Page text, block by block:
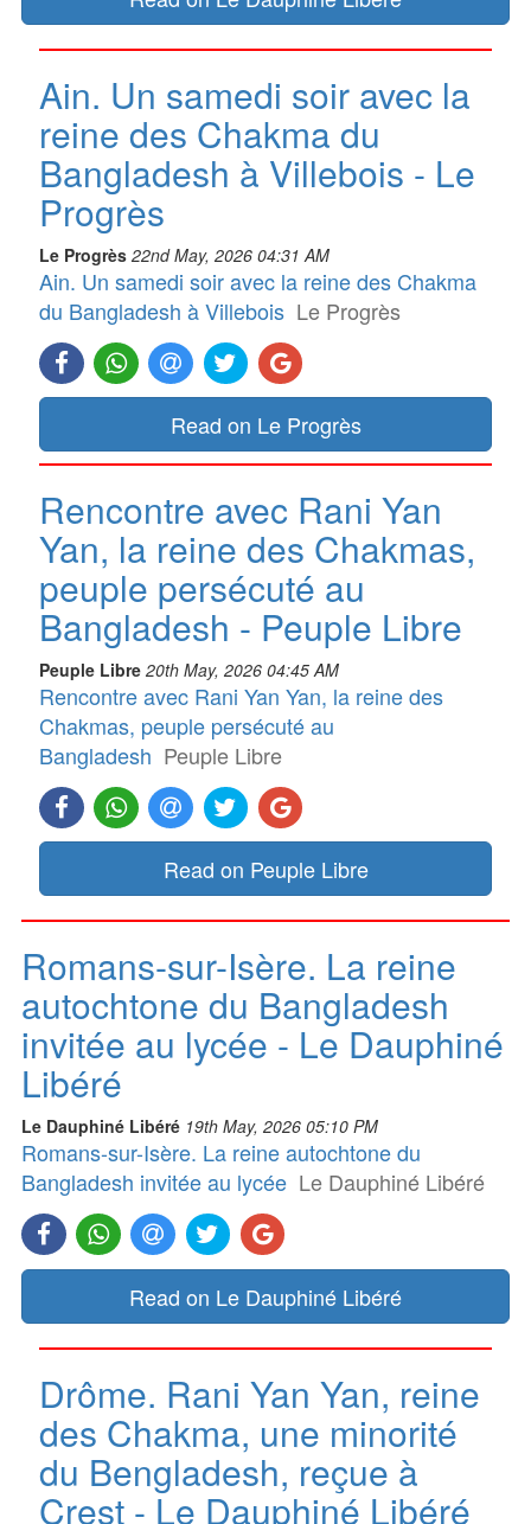
Ain. Un samedi soir avec la
reine des Chakma du
Bangladesh à Villebois - Le
Progrès
Le Progrès 22nd May, 2026 04:31 AM
Ain. Un samedi soir avec la reine des Chakma
du Bangladesh à Villebois Le Progrès
Read on Le Progrès
Rencontre avec Rani Yan
Yan, la reine des Chakmas,
peuple persécuté au
Bangladesh - Peuple Libre
Peuple Libre 20th May, 2026 04:45 AM
Rencontre avec Rani Yan Yan, la reine des
Chakmas, peuple persécuté au
Bangladesh Peuple Libre
Read on Peuple Libre
Romans-sur-Isère. La reine
autochtone du Bangladesh
invitée au lycée - Le Dauphiné
Libéré
Le Dauphiné Libéré 19th May, 2026 05:10 PM
Romans-sur-Isère. La reine autochtone du
Bangladesh invitée au lycée Le Dauphiné Libéré
Read on Le Dauphiné Libéré
Drôme. Rani Yan Yan, reine
des Chakma, une minorité
du Bengladesh, reçue à
Crest - Le Dauphiné Libéré